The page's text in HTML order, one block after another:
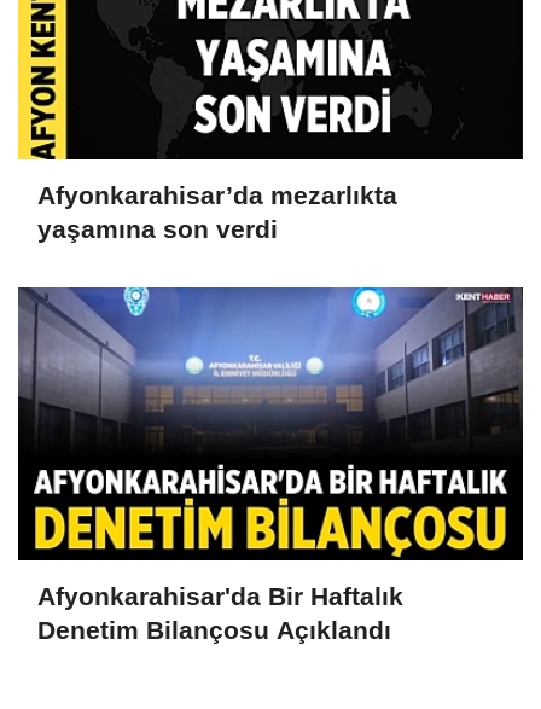
Afyonkarahisar’da mezarlıkta
yaşamına son verdi
Afyonkarahisar'da Bir Haftalık
Denetim Bilançosu Açıklandı